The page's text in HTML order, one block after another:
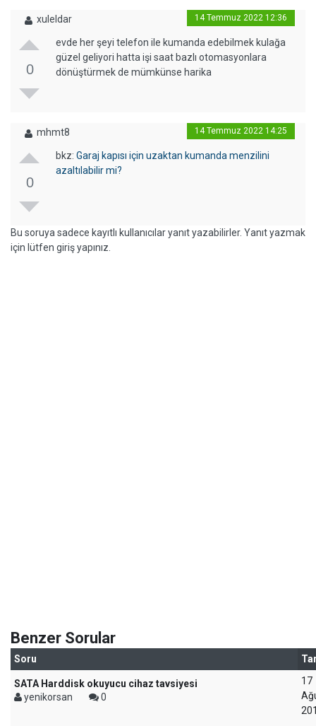
xuleldar 14 Temmuz 2022 12:36
0
evde her şeyi telefon ile kumanda edebilmek kulağa
güzel geliyori hatta işi saat bazlı otomasyonlara
dönüştürmek de mümkünse harika
mhmt8 14 Temmuz 2022 14:25
0
bkz: Garaj kapısı için uzaktan kumanda menzilini
azaltılabilir mi?
Bu soruya sadece kayıtlı kullanıcılar yanıt yazabilirler. Yanıt yazmak
için lütfen giriş yapınız.
Benzer Sorular
Soru
SATA Harddisk okuyucu cihaz tavsiyesi
yenikorsan
0
17